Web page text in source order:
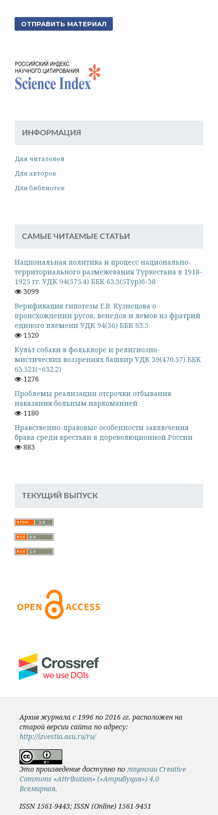
ОТПРАВИТЬ МАТЕРИАЛ
ИНФОРМАЦИЯ
Для читателей
Для авторов
Для библиотек
САМЫЕ ЧИТАЕМЫЕ СТАТЬИ
Национальная политика и процесс национально-
территориального размежевания Туркестана в 1918-
1925 гг. УДК 94(575.4) ББК 63.3(5Тур)6-38
3099
Верификация гипотезы Е.В. Кузнецова о
происхождении русов, венедов и лемов из фратрий
единого племени УДК 94(36) ББК 63.5
1520
Культ собаки в фольклоре и религиозно-
мистических воззрениях башкир УДК 39(470.57) ББК
63.521(=632.2)
1276
Проблемы реализации отсрочки отбывания
наказания больным наркоманией
1180
Нравственно-правовые особенности заключения
брака среди крестьян в дореволюционной России
883
ТЕКУЩИЙ ВЫПУСК
Архив журнала с 1996 по 2016 гг. расположен на
старой версии сайта по адресу:
http://izvestia.asu.ru/ru/
Это произведение доступно полицензии Creative
Commons «Attribution» («Атрибуция») 4.0
Всемирная.
ISSN 1561-9443; ISSN (Online) 1561-9451